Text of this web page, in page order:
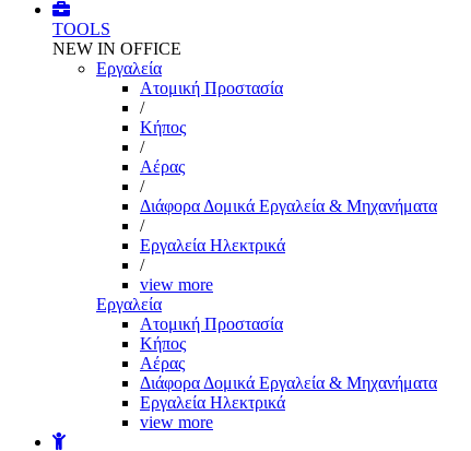
TOOLS
NEW IN OFFICE
Εργαλεία
Aτομική Προστασία
/
Kήπος
/
Αέρας
/
Διάφορα Δομικά Εργαλεία & Μηχανήματα
/
Εργαλεία Ηλεκτρικά
/
view more
Εργαλεία
Aτομική Προστασία
Kήπος
Αέρας
Διάφορα Δομικά Εργαλεία & Μηχανήματα
Εργαλεία Ηλεκτρικά
view more